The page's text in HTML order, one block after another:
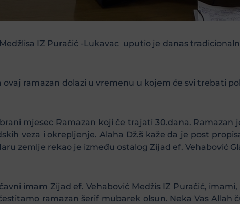
IZ Puračić -Lukavac uputio je danas
ovaj ramazan dolazi u vremenu u kojem će svi trebati
mjesec Ramazan koji če trajati 30.dana.
veza i okrepljenje. Alaha Dž.š kaže da je post
zemlje rekao je između ostalog Zijad ef. Vehabović
imam Zijad ef. Vehabović Medžis IZ Puračić,
ramazan šerif mubarek olsun. Neka Vas